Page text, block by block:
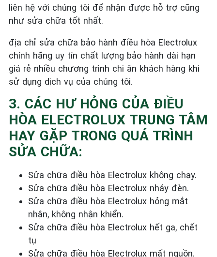
liên hệ với chúng tôi để nhận được hỗ trợ cũng
như sửa chữa tốt nhất.
địa chỉ sửa chữa bảo hành điều hòa Electrolux
chính hãng uy tín chất lượng bảo hành dài hạn
giá rẻ nhiều chương trình chi ân khách hàng khi
sử dụng dịch vụ của chúng tôi.
3. CÁC HƯ HỎNG CỦA ĐIỀU
HÒA ELECTROLUX TRUNG TÂM
HAY GẶP TRONG QUÁ TRÌNH
SỬA CHỮA:
Sửa chữa điều hòa Electrolux không chạy.
Sửa chữa điều hòa Electrolux nháy đèn.
Sửa chữa điều hòa Electrolux hỏng mắt
nhận, không nhận khiển.
Sửa chữa điều hòa Electrolux hết ga, chết
tụ
Sửa chữa điều hòa Electrolux mất nguồn.